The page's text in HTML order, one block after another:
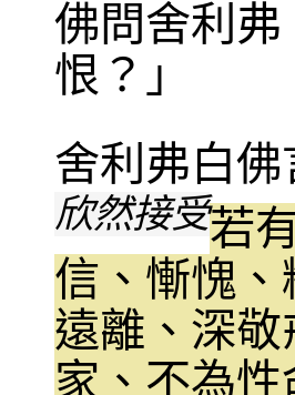
佛問舍利
恨？」
舍利弗白
欣然接受若
信、慚愧
遠離、深
家、不為